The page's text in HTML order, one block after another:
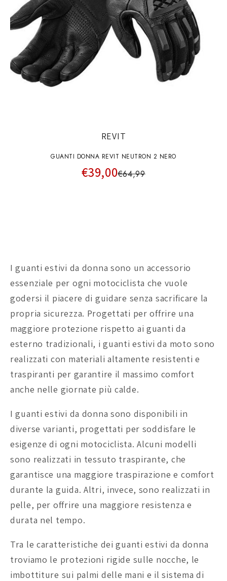
REVIT
GUANTI DONNA REVIT NEUTRON 2 NERO
€39,00€64,99
I guanti estivi da donna sono un accessorio
essenziale per ogni motociclista che vuole
godersi il piacere di guidare senza sacrificare la
propria sicurezza. Progettati per offrire una
maggiore protezione rispetto ai guanti da
esterno tradizionali, i guanti estivi da moto sono
realizzati con materiali altamente resistenti e
traspiranti per garantire il massimo comfort
anche nelle giornate più calde.
I guanti estivi da donna sono disponibili in
diverse varianti, progettati per soddisfare le
esigenze di ogni motociclista. Alcuni modelli
sono realizzati in tessuto traspirante, che
garantisce una maggiore traspirazione e comfort
durante la guida. Altri, invece, sono realizzati in
pelle, per offrire una maggiore resistenza e
durata nel tempo.
Tra le caratteristiche dei guanti estivi da donna
troviamo le protezioni rigide sulle nocche, le
imbottiture sui palmi delle mani e il sistema di